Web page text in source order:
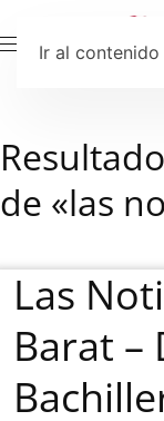
Ir al
de «las
Las
Barat –